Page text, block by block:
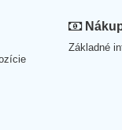
Základné